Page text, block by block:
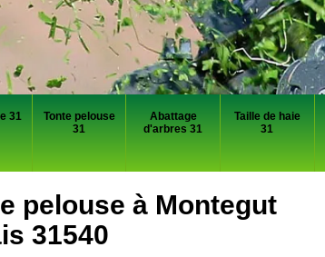
31
Tonte pelouse
31
Abattage
d'arbres 31
Taille de haie
31
pelouse à Montegut
31540